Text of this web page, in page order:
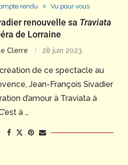
rendu Vu pour vous
renouvelle sa Traviata
de Lorraine
Clerre 28 juin 2023
de ce spectacle au
Jean-François Sivadier
d’amour à Traviata à
à …